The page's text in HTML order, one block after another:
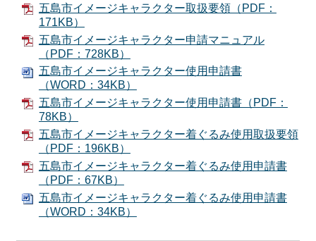
五島市イメージキャラクター取扱要領（PDF：
171KB）
五島市イメージキャラクター申請マニュアル
（PDF：728KB）
五島市イメージキャラクター使用申請書
（WORD：34KB）
五島市イメージキャラクター使用申請書（PDF：
78KB）
五島市イメージキャラクター着ぐるみ使用取扱要領
（PDF：196KB）
五島市イメージキャラクター着ぐるみ使用申請書
（PDF：67KB）
五島市イメージキャラクター着ぐるみ使用申請書
（WORD：34KB）